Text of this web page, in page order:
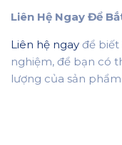
Liên Hệ Ngay Để
Liên hệ ngay để biết
nghiệm, để bạn có
lượng của sản